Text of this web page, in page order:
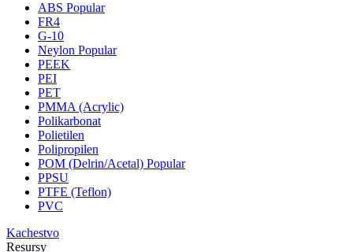
ABS Popular
FR4
G-10
Neylon Popular
PEEK
PEI
PET
PMMA (Acrylic)
Polikarbonat
Polietilen
Polipropilen
POM (Delrin/Acetal) Popular
PPSU
PTFE (Teflon)
PVC
Kachestvo
Resursy